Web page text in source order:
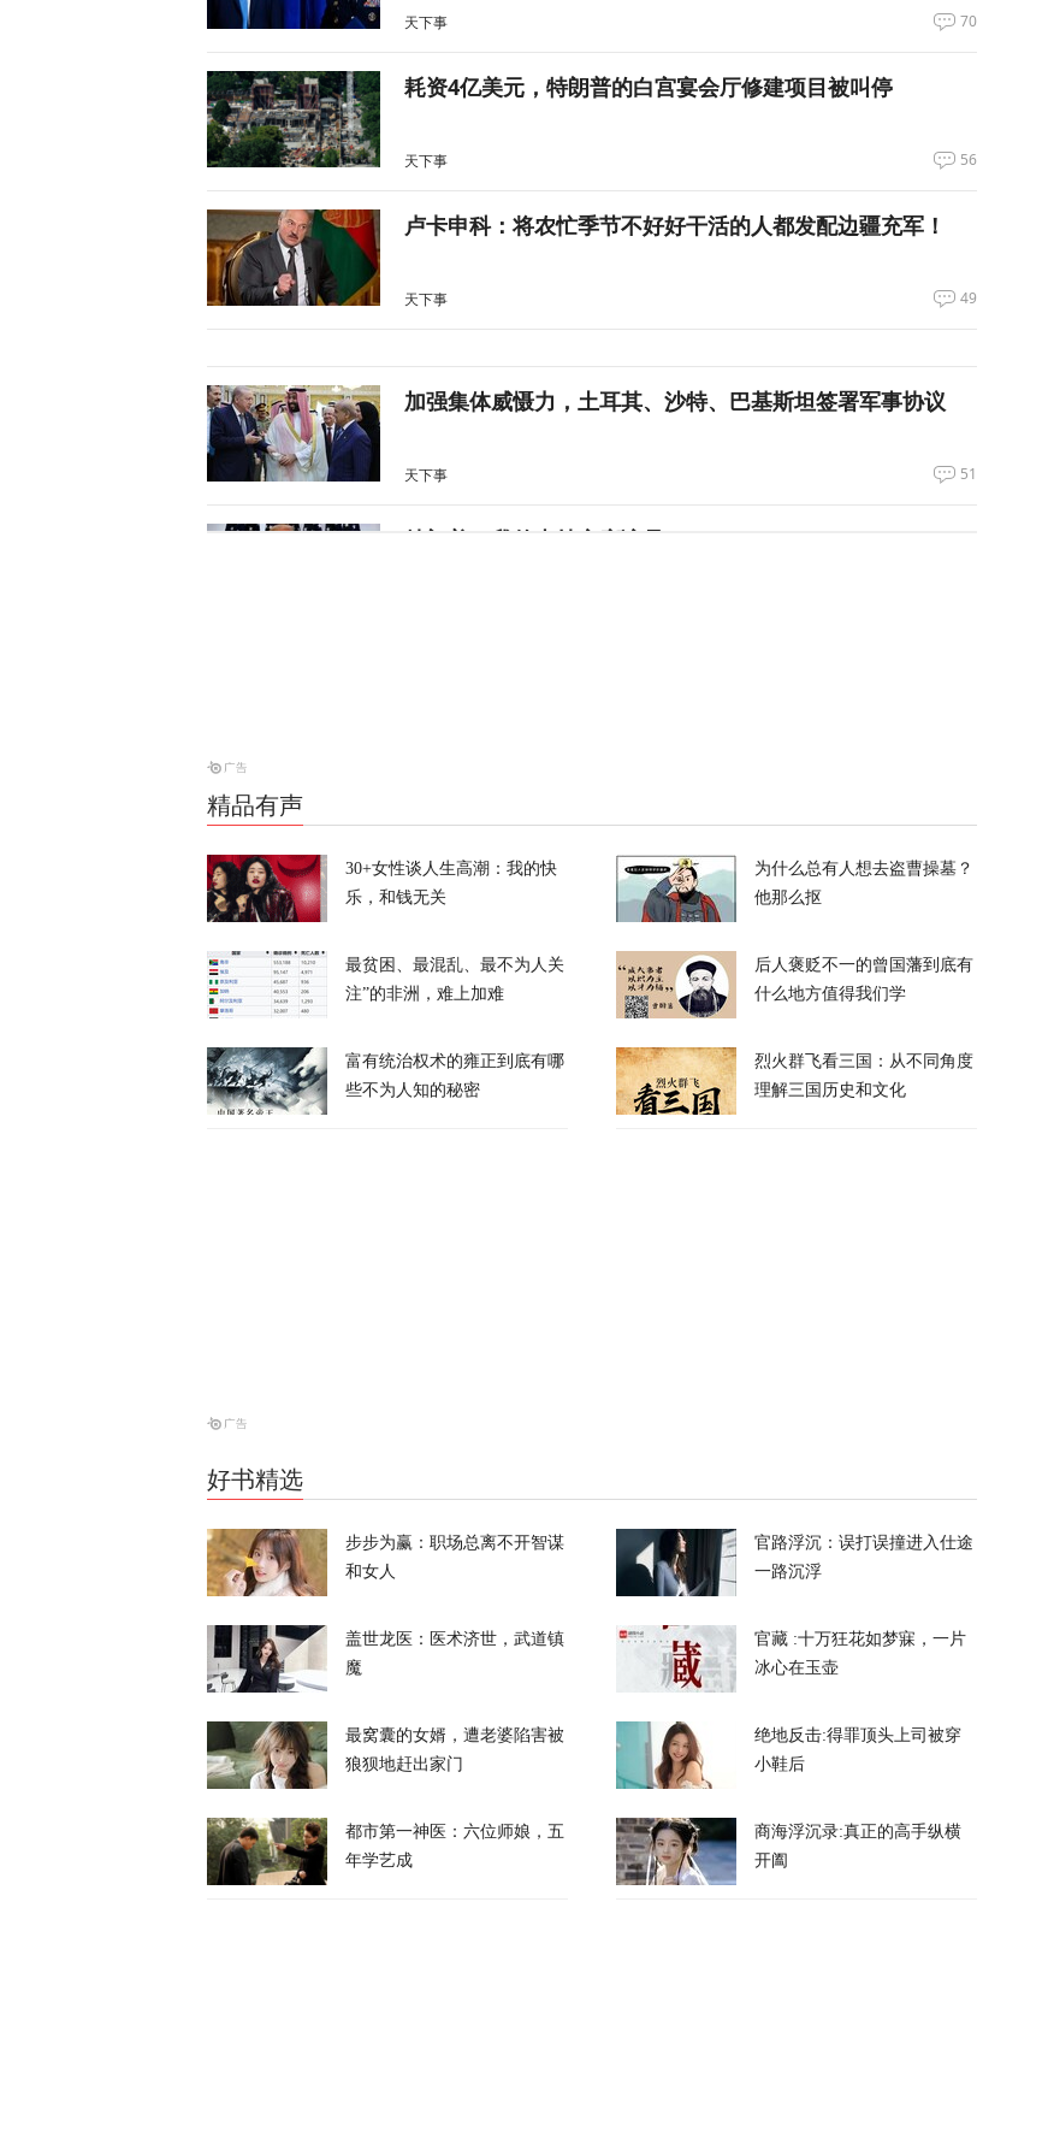
天下事 70
耗资4亿美元，特朗普的白宫宴会厅修建项目被叫停
天下事 56
卢卡申科：将农忙季节不好好干活的人都发配边疆充军！
天下事 49
加强集体威慑力，土耳其、沙特、巴基斯坦签署军事协议
天下事 51
特朗普：我的支持率应该是150%
天下事
涉霍尔木兹海峡，伊朗与阿曼被曝达成临时协议框架
28枚导弹零拦截！基辅防空失灵，西方靠不住了
美媒：特朗普私下支持万斯参加下届美国大选
天下事
精品有声
30+女性谈人生高潮：我的快
乐，和钱无关
为什么总有人想去盗曹操墓？
他那么抠
最贫困、最混乱、最不为人关
注”的非洲，难上加难
后人褒贬不一的曾国藩到底有
什么地方值得我们学
富有统治权术的雍正到底有哪
些不为人知的秘密
烈火群飞看三国：从不同角度
理解三国历史和文化
好书精选
步步为赢：职场总离不开智谋
和女人
官路浮沉：误打误撞进入仕途
一路沉浮
盖世龙医：医术济世，武道镇
魔
官藏 :十万狂花如梦寐，一片
冰心在玉壶
最窝囊的女婿，遭老婆陷害被
狼狈地赶出家门
绝地反击:得罪顶头上司被穿
小鞋后
都市第一神医：六位师娘，五
年学艺成
商海浮沉录:真正的高手纵横
开阖